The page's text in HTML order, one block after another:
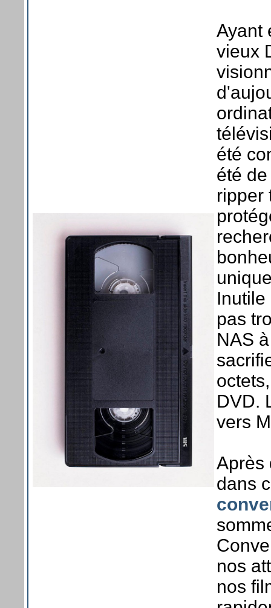
Ayant
vieux
été
été
ripper
pas
NAS
DVD.
vers
Après
dans
nos
nos